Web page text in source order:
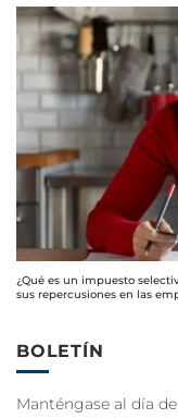
¿Qué es un impuesto
sus repercusiones en las
BOLETÍN
Manténgase al día